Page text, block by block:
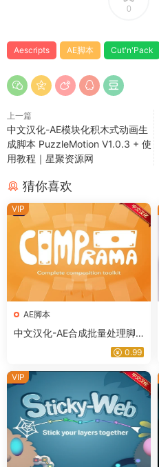
0
Aescripts AE脚本 Cut'n'Pack
上一篇
中文汉化-AE模块化积木式动画生
成脚本 PuzzleMotion V1.0.3 + 使
用教程｜星聚资源网
猜你喜欢
AE脚本
中文汉化-AE合成批量处理脚
本 COMP-O-RAMA v1.1.0 +0.99
VIP
VIP